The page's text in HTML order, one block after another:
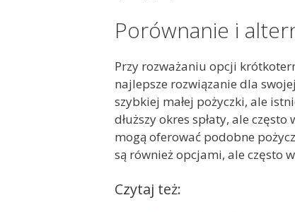
Porównanie i
Przy rozważaniu opcji
najlepsze rozwiązanie dla
szybkiej małej pożyczki, ale
dłuższy okres spłaty, ale
mogą oferować podobne
są również opcjami, ale często
Czytaj też: